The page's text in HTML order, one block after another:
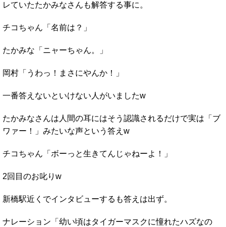
レていたたかみなさんも解答する事に。
チコちゃん「名前は？」
たかみな「ニャーちゃん。」
岡村「うわっ！まさにやんか！」
一番答えないといけない人がいましたw
たかみなさんは人間の耳にはそう認識されるだけで実は「ブ
ワァー！」みたいな声という答えw
チコちゃん「ボーっと生きてんじゃねーよ！」
2回目のお叱りw
新橋駅近くでインタビューするも答えは出ず。
ナレーション「幼い頃はタイガーマスクに憧れたハズなの